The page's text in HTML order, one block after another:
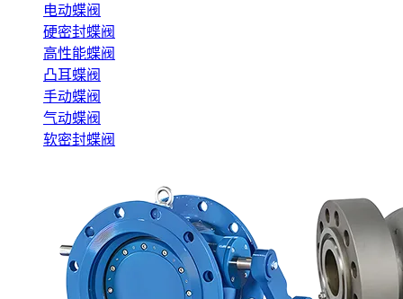
电动蝶阀
硬密封蝶阀
高性能蝶阀
凸耳蝶阀
手动蝶阀
气动蝶阀
软密封蝶阀